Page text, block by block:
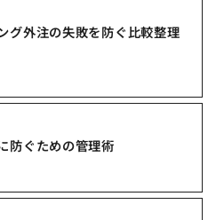
グ外注の失敗を防ぐ比較整理
防ぐための管理術